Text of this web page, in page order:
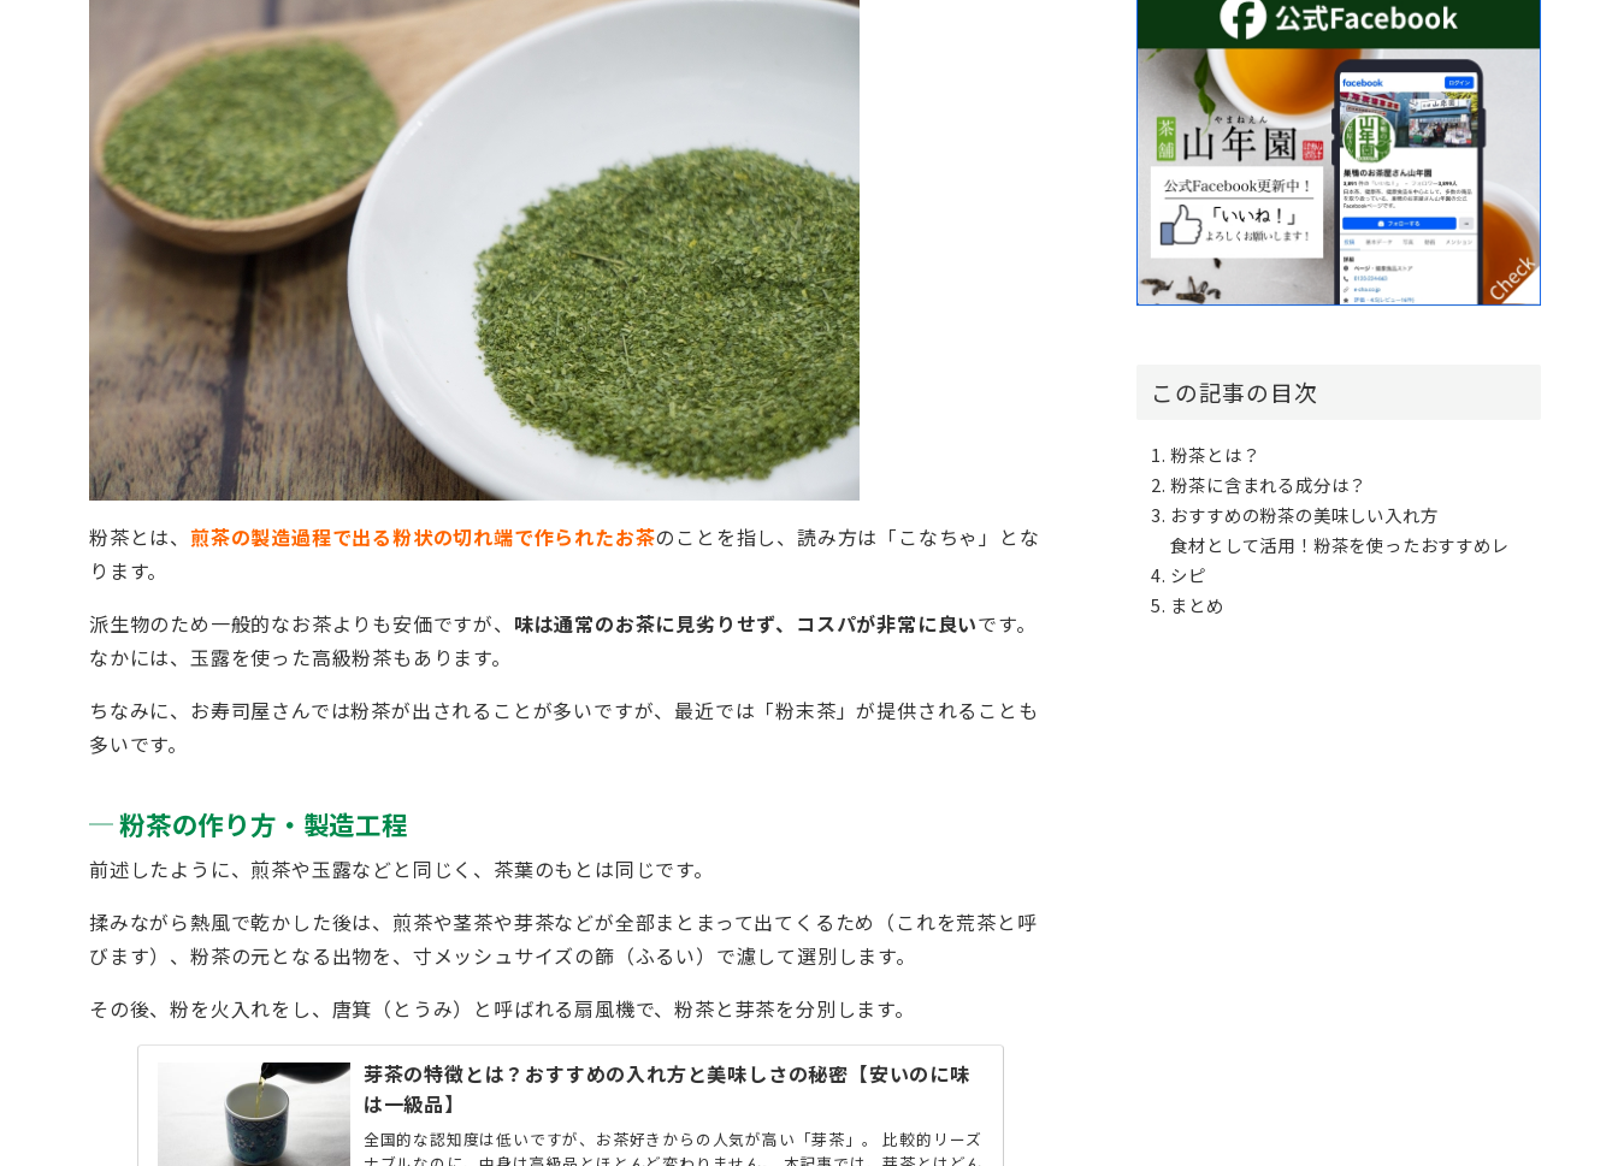
粉茶とは、 煎茶の製造過程で出る粉状の切れ端で作られたお茶のことを指し、読み方は「こなちゃ」とな
ります。
派生物のため一般的なお茶よりも安価ですが、 味は通常のお茶に見劣りせず、コスパが非常に良いです。
なかには、玉露を使った高級粉茶もあります。
ちなみに、お寿司屋さんでは粉茶が出されることが多いですが、最近では「粉末茶」が提供されることも
多いです。
粉茶の作り方・製造工程
前述したように、煎茶や玉露などと同じく、茶葉のもとは同じです。
揉みながら熱風で乾かした後は、煎茶や茎茶や芽茶などが全部まとまって出てくるため（これを荒茶と呼
びます）、粉茶の元となる出物を、寸メッシュサイズの篩（ふるい）で濾して選別します。
その後、粉を火入れをし、唐箕（とうみ）と呼ばれる扇風機で、粉茶と芽茶を分別します。
芽茶の特徴とは？おすすめの入れ方と美味しさの秘密【安いのに味
は一級品】
全国的な認知度は低いですが、お茶好きからの人気が高い「芽茶」。 比較的リーズ
この記事の目次
粉茶とは？
粉茶に含まれる成分は？
おすすめの粉茶の美味しい入れ方
食材として活用！粉茶を使ったおすすめレ
シピ
まとめ